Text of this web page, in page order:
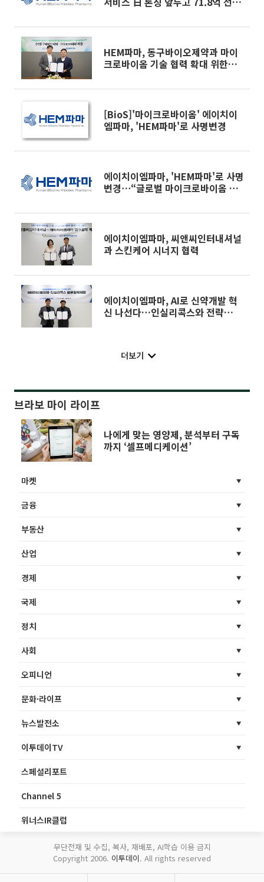
HEM파마, 동구바이오제약과 마이
크로바이옴 기술 협력 확대 위한
[BioS]'마이크로바이옴' 에이치이
엠파마, 'HEM파마'로 사명변경
에이치이엠파마, 'HEM파마'로 사명
변경⋯“글로벌 마이크로바이옴 선
에이치이엠파마, 씨앤씨인터내셔널
과 스킨케어 시너지 협력
에이치이엠파마, AI로 신약개발 혁
신 나선다…인실리콕스와 전략
더보기
브라보 마이 라이프
나에게 맞는 영양제, 분석부터 구독
까지 ‘셀프메디케이션’
마켓
금융
부동산
산업
경제
국제
정치
사회
오피니언
문화·라이프
뉴스발전소
이투데이TV
스페셜리포트
Channel 5
위너스IR클럽
무단전재 및 수집, 복사, 재배포, AI학습 이용 금지
Copyright 2006. 이투데이. All rights reserved